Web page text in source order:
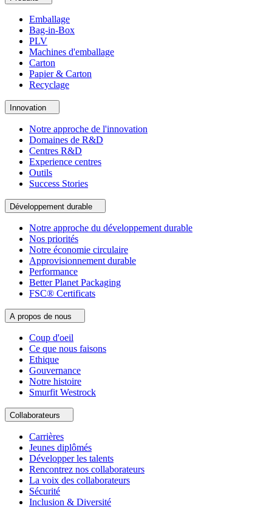
Emballage
Bag-in-Box
PLV
Machines d'emballage
Carton
Papier & Carton
Recyclage
Innovation
Notre approche de l'innovation
Domaines de R&D
Centres R&D
Experience centres
Outils
Success Stories
Développement durable
Notre approche du développement durable
Nos priorités
Notre économie circulaire
Approvisionnement durable
Performance
Better Planet Packaging
FSC® Certificats
A propos de nous
Coup d'oeil
Ce que nous faisons
Ethique
Gouvernance
Notre histoire
Smurfit Westrock
Collaborateurs
Carrières
Jeunes diplômés
Développer les talents
Rencontrez nos collaborateurs
La voix des collaborateurs
Sécurité
Inclusion & Diversité